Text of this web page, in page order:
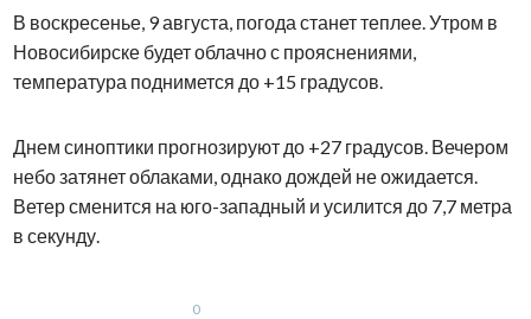
В воскресенье, 9 августа, погода станет теплее. Утром в
Новосибирске будет облачно с прояснениями,
температура поднимется до +15 градусов.
Днем синоптики прогнозируют до +27 градусов. Вечером
небо затянет облаками, однако дождей не ожидается.
Ветер сменится на юго-западный и усилится до 7,7 метра
в секунду.
0